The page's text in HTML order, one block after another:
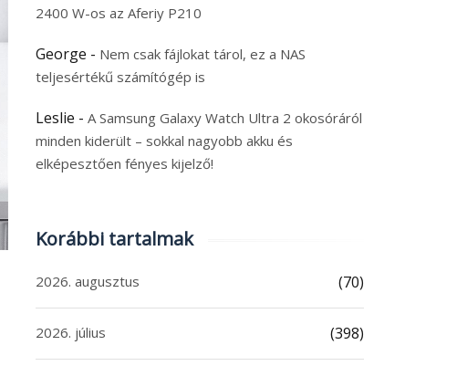
2400 W-os az Aferiy P210
George - Nem csak fájlokat tárol, ez a NAS
teljesértékű számítógép is
Leslie - A Samsung Galaxy Watch Ultra 2 okosóráról
minden kiderült – sokkal nagyobb akku és
elképesztően fényes kijelző!
Korábbi tartalmak
2026. augusztus (70)
2026. július (398)